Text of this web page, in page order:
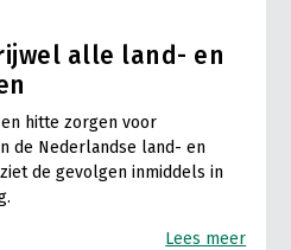
alle land- en
hitte zorgen voor
de Nederlandse land- en
de gevolgen inmiddels in
Lees meer